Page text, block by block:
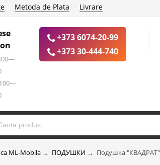
Metoda de Plata Livrare
+373 6074-20-99
+373 30-444-740
ML-Mobila → ПОДУШКИ → Подушка "КВАДРАТ"